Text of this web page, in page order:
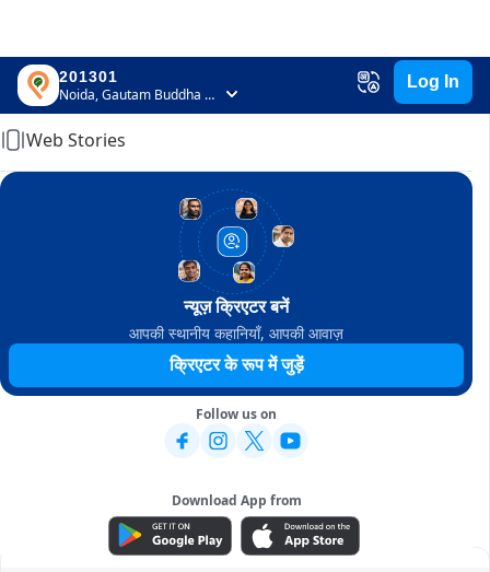
201301
Noida, Gautam Buddha Nagar, Uttar Pradesh
Log In
Home
Web Stories
न्यूज़ क्रिएटर बनें
आपकी स्थानीय कहानियाँ, आपकी आवाज़
क्रिएटर के रूप में जुड़ें
Follow us on
Download App from
ADVERTISEMENT